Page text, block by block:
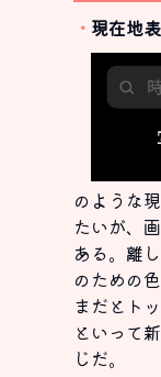
現在地
のような
たいが、
ある。離
のための
まだとト
といって
じだ。